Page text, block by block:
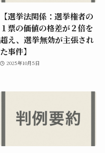
【選挙法関係：選挙権者の
１票の価値の格差が２倍を
超え、選挙無効が主張され
た事件】
2025年10月5日